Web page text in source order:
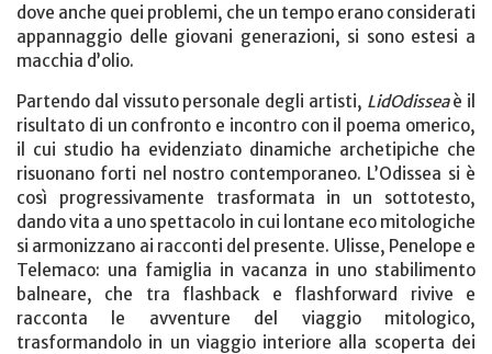
dove anche quei problemi, che un tempo erano considerati
appannaggio delle giovani generazioni, si sono estesi a
macchia d’olio.
Partendo dal vissuto personale degli artisti, LidOdisseaè il
risultato di un confronto e incontro con il poema omerico,
il cui studio ha evidenziato dinamiche archetipiche che
risuonano forti nel nostro contemporaneo. L’Odissea si è
così progressivamente trasformata in un sottotesto,
dando vita a uno spettacolo in cui lontane eco mitologiche
si armonizzano ai racconti del presente. Ulisse, Penelope e
Telemaco: una famiglia in vacanza in uno stabilimento
balneare, che tra flashback e flashforward rivive e
racconta le avventure del viaggio mitologico,
trasformandolo in un viaggio interiore alla scoperta dei